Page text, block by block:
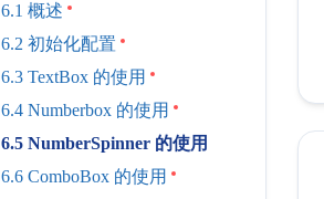
6.1 概述
6.2 初始化配置
6.3 TextBox 的使用
6.4 Numberbox 的使用
6.5 NumberSpinner 的使用
6.6 ComboBox 的使用